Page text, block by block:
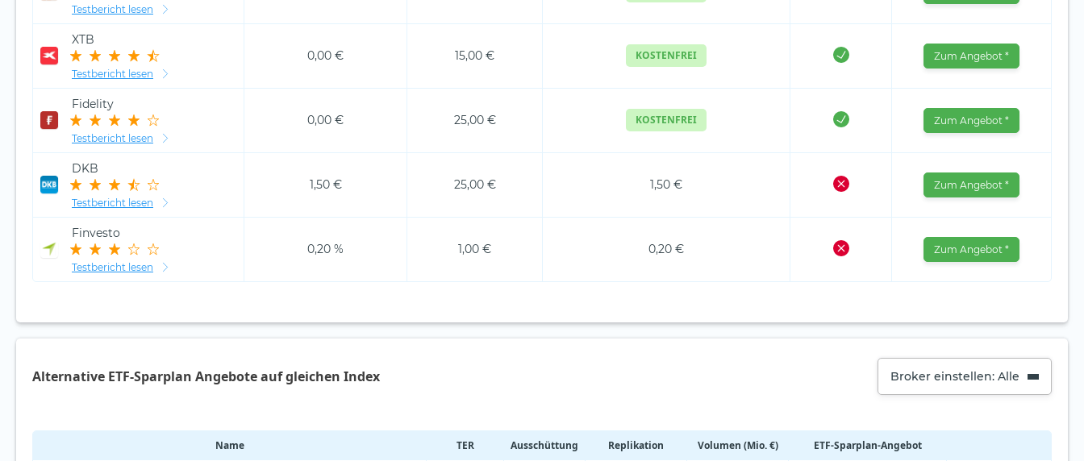
Testbericht lesen
XTB
Testbericht lesen
0,00 € 15,00 € KOSTENFREI Zum Angebot *
Fidelity
Testbericht lesen
0,00 € 25,00 € KOSTENFREI Zum Angebot *
DKB
Testbericht lesen
1,50 € 25,00 € 1,50 € Zum Angebot *
Finvesto
Testbericht lesen
0,20 % 1,00 € 0,20 € Zum Angebot *
Alternative ETF-Sparplan Angebote auf gleichen Index Broker einstellen: Alle
Name TER Ausschüttung Replikation Volumen (Mio. €) ETF-Sparplan-Angebot